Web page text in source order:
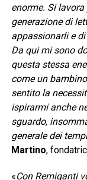
enorme. Si
generazione di
appassionarli e
Da qui mi sono
questa stessa
come un
sentito la
ispirarmi anche
sguardo,
generale dei
Martino,
«Con Remiganti